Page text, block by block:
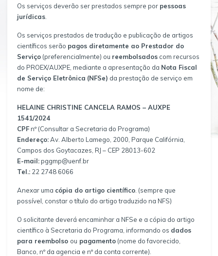
Os serviços deverão ser prestados sempre por pessoas
jurídicas
Os serviços prestados de tradução e publicação de artigos
científicos serão pagos diretamente ao Prestador do
Serviço (preferencialmente) ou reembolsados com recursos
do PROEX/AUXPE, mediante a apresentação da Nota Fiscal
de Serviço Eletrônica (NFSe) da prestação de serviço em
nome de:
HELAINE CHRISTINE CANCELA RAMOS – AUXPE
1541/2024
CPFnº (Consultar a Secretaria do Programa)
Endereço:Av. Alberto Lamego, 2000, Parque Califórnia,
Campos dos Goytacazes, RJ – CEP 28013-602
E-mail:pggmp@uenf.br
Tel.: 22 2748 6066
Anexar uma cópia do artigo científico . (sempre que
possível, constar o título do artigo traduzido na NFS)
O solicitante deverá encaminhar a NFSe e a cópia do artigo
científico à Secretaria do Programa, informando os dados
para reembolso ou pagamento (nome do favorecido,
Banco, nº da agencia e nº da conta corrente).